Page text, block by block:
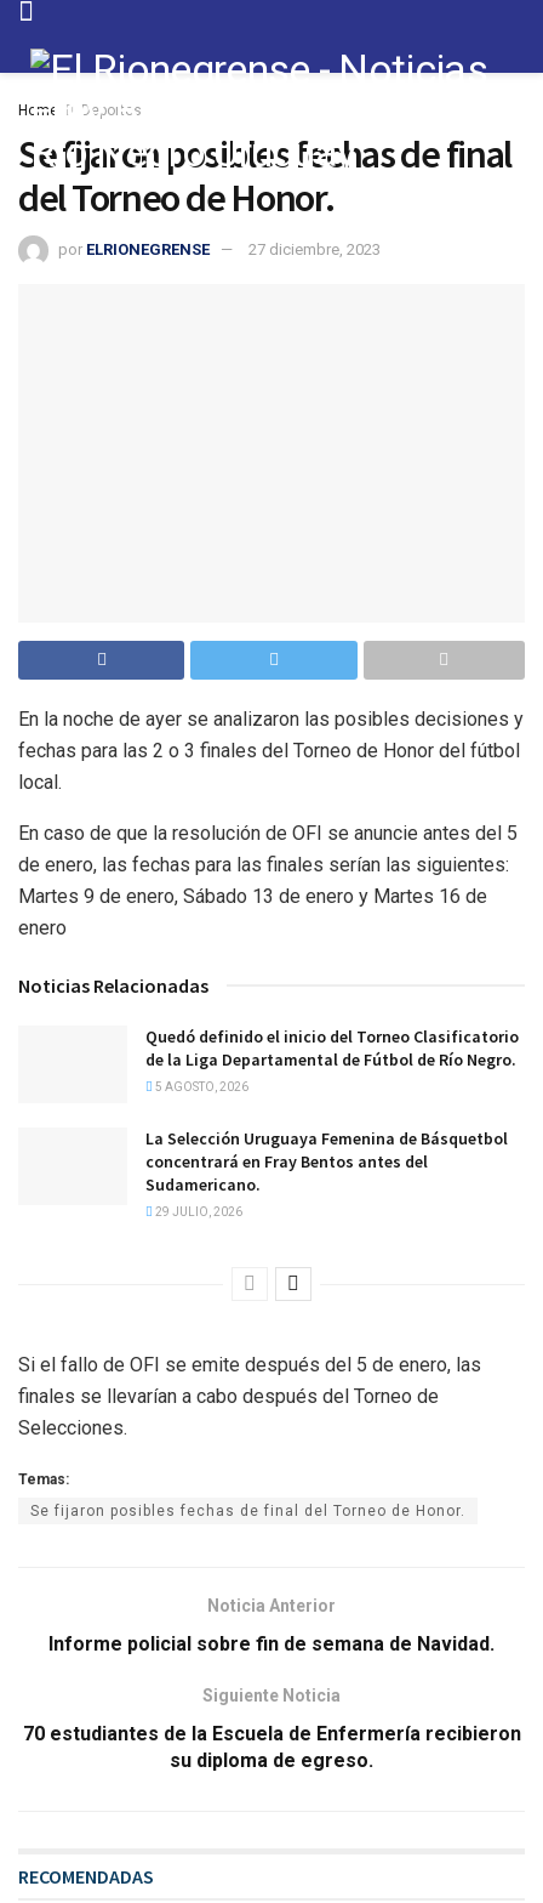
Home Deportes
Se fijaron posibles fechas de final
del Torneo de Honor.
por ELRIONEGRENSE 27 diciembre, 2023
En la noche de ayer se analizaron las posibles decisiones y
fechas para las 2 o 3 finales del Torneo de Honor del fútbol
local.
En caso de que la resolución de OFI se anuncie antes del 5
de enero, las fechas para las finales serían las siguientes:
Martes 9 de enero, Sábado 13 de enero y Martes 16 de
enero
Noticias Relacionadas
Quedó definido el inicio del Torneo Clasificatorio
de la Liga Departamental de Fútbol de Río Negro.
5 AGOSTO, 2026
La Selección Uruguaya Femenina de Básquetbol
concentrará en Fray Bentos antes del
Sudamericano.
29 JULIO, 2026
Si el fallo de OFI se emite después del 5 de enero, las
finales se llevarían a cabo después del Torneo de
Selecciones.
Temas:
Se fijaron posibles fechas de final del Torneo de Honor.
Noticia Anterior
Informe policial sobre fin de semana de Navidad.
Siguiente Noticia
70 estudiantes de la Escuela de Enfermería recibieron
su diploma de egreso.
RECOMENDADAS